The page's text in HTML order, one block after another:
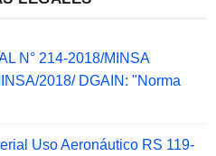
N° 214-2018/MINSA
2018/ DGAIN: "Norma
Uso Aeronáutico RS 119-